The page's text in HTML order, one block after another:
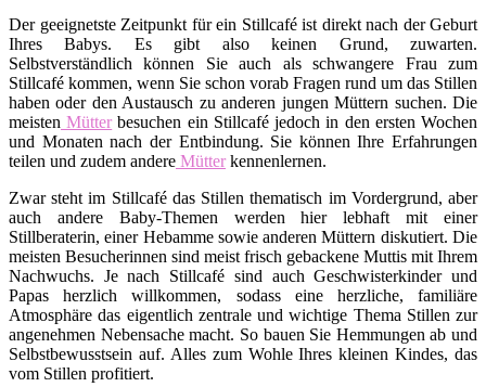
Der geeignetste Zeitpunkt für ein Stillcafé ist direkt nach der Geburt
Ihres Babys. Es gibt also keinen Grund, zuwarten.
Selbstverständlich können Sie auch als schwangere Frau zum
Stillcafé kommen, wenn Sie schon vorab Fragen rund um das Stillen
haben oder den Austausch zu anderen jungen Müttern suchen. Die
meisten Mütterbesuchen ein Stillcafé jedoch in den ersten Wochen
und Monaten nach der Entbindung. Sie können Ihre Erfahrungen
teilen und zudem andere Mütterkennenlernen.
Zwar steht im Stillcafé das Stillen thematisch im Vordergrund, aber
auch andere Baby-Themen werden hier lebhaft mit einer
Stillberaterin, einer Hebamme sowie anderen Müttern diskutiert. Die
meisten Besucherinnen sind meist frisch gebackene Muttis mit Ihrem
Nachwuchs. Je nach Stillcafé sind auch Geschwisterkinder und
Papas herzlich willkommen, sodass eine herzliche, familiäre
Atmosphäre das eigentlich zentrale und wichtige Thema Stillen zur
angenehmen Nebensache macht. So bauen Sie Hemmungen ab und
Selbstbewusstsein auf. Alles zum Wohle Ihres kleinen Kindes, das
vom Stillen profitiert.